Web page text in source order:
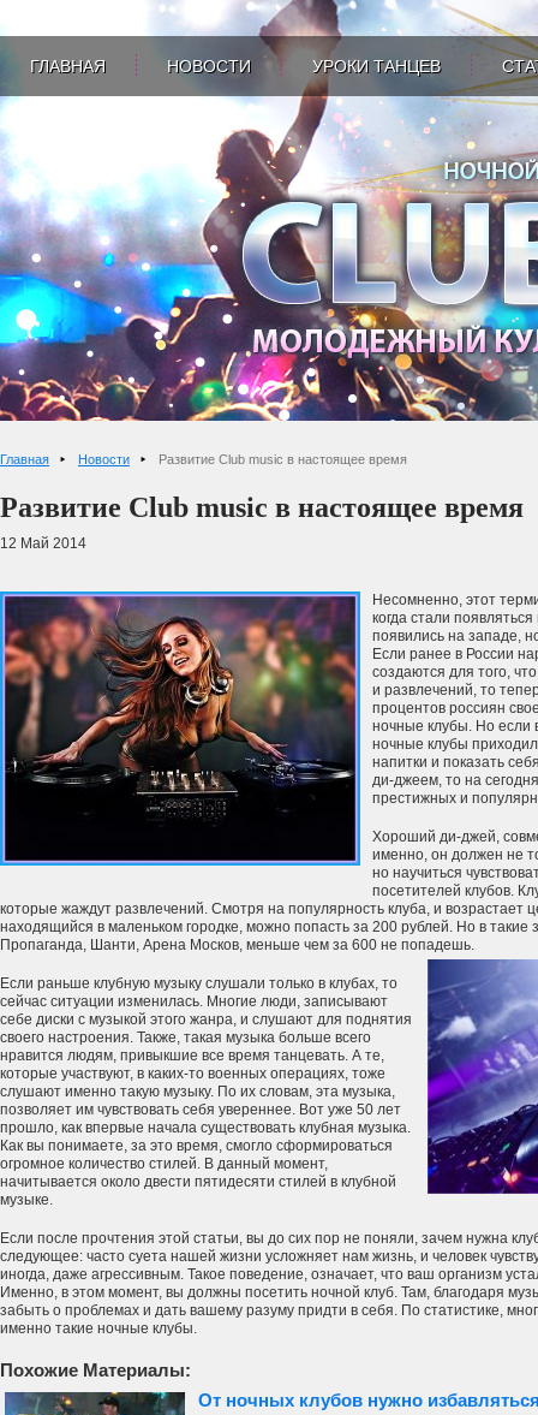
ГЛАВНАЯ НОВОСТИ УРОКИ ТАНЦЕВ
Главная Новости Развитие Club music в настоящее время
Развитие Club music в настоящее время
12 Май 2014
Несомненно, этот
когда стали
появились на западе,
Если ранее в России
создаются для того,
и развлечений, то
процентов россиян
ночные клубы. Но если
ночные клубы
напитки и показать
ди-джеем, то на
престижных и
Хороший ди-джей,
именно, он должен не
но научиться
посетителей клубов.
которые жаждут развлечений. Смотря на популярность клуба, и возрастает
находящийся в маленьком городке, можно попасть за 200 рублей. Но в такие
Пропаганда, Шанти, Арена Москов, меньше чем за 600 не попадешь.
Если раньше клубную музыку слушали только в клубах, то
сейчас ситуации изменилась. Многие люди, записывают
себе диски с музыкой этого жанра, и слушают для поднятия
своего настроения. Также, такая музыка больше всего
нравится людям, привыкшие все время танцевать. А те,
которые участвуют, в каких-то военных операциях, тоже
слушают именно такую музыку. По их словам, эта музыка,
позволяет им чувствовать себя увереннее. Вот уже 50 лет
прошло, как впервые начала существовать клубная музыка.
Как вы понимаете, за это время, смогло сформироваться
огромное количество стилей. В данный момент,
начитывается около двести пятидесяти стилей в клубной
музыке.
Если после прочтения этой статьи, вы до сих пор не поняли, зачем нужна
следующее: часто суета нашей жизни усложняет нам жизнь, и человек
иногда, даже агрессивным. Такое поведение, означает, что ваш организм
Именно, в этом момент, вы должны посетить ночной клуб. Там, благодаря
забыть о проблемах и дать вашему разуму придти в себя. По статистике,
именно такие ночные клубы.
Похожие Материалы:
От ночных клубов нужно